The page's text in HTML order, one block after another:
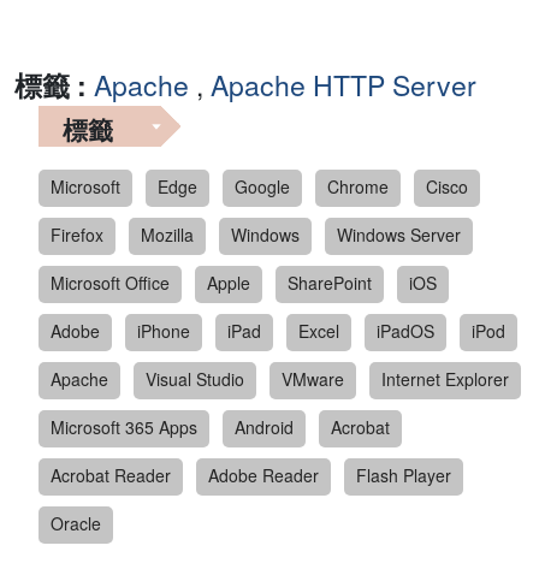
標籤 : Apache , Apache HTTP Server
標籤
Microsoft Edge Google Chrome
Cisco
Firefox
Mozilla Windows
Windows Server
Microsoft Office
Apple SharePoint
iOS
Adobe
iPhone iPad Excel iPadOS
iPod
Apache
Visual Studio VMware
Internet Explorer
Microsoft 365 Apps
Android
Acrobat
Acrobat Reader
Adobe Reader
Flash Player
Oracle